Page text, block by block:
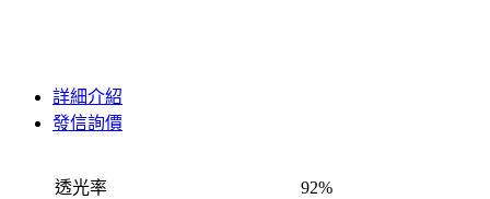
詳細介紹
發信詢價
透光率 92%